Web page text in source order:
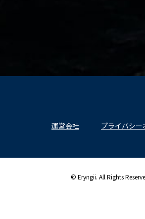
運営会社 プライバシー
© Eryngii. All Rights